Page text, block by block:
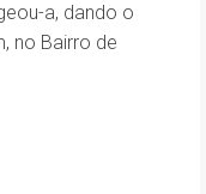
a, dando o
no Bairro de